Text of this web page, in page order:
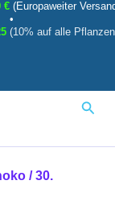
€ (Europaweiter
•
(10% auf alle
/30.